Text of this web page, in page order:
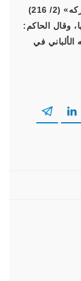
والناسي» حديث (2046) ، والحاكم في «مستدركه» (2/ 216)
وقال الحاكم:
في